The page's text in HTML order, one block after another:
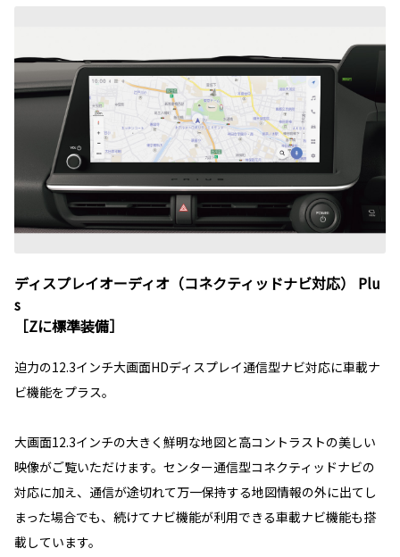
ディスプレイオーディオ（コネクティッドナビ対応） Plu
s
［Zに標準装備］
迫力の12.3インチ大画面HDディスプレイ通信型ナビ対応に車載ナ
ビ機能をプラス。
大画面12.3インチの大きく鮮明な地図と高コントラストの美しい
映像がご覧いただけます。センター通信型コネクティッドナビの
対応に加え、通信が途切れて万一保持する地図情報の外に出てし
まった場合でも、続けてナビ機能が利用できる車載ナビ機能も搭
載しています。